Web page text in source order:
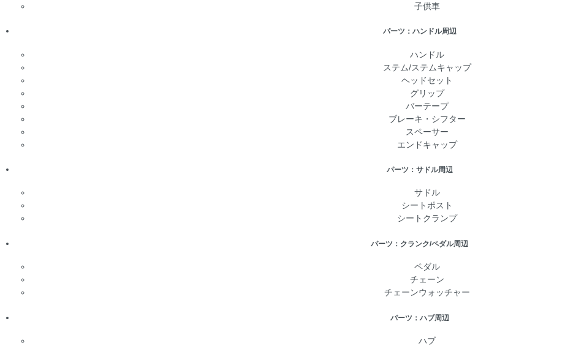
子供車
パーツ：ハンドル周辺
ハンドル
ステム/ステムキャップ
ヘッドセット
グリップ
バーテープ
ブレーキ・シフター
スペーサー
エンドキャップ
パーツ：サドル周辺
サドル
シートポスト
シートクランプ
パーツ：クランク/ペダル周辺
ペダル
チェーン
チェーンウォッチャー
パーツ：ハブ周辺
ハブ